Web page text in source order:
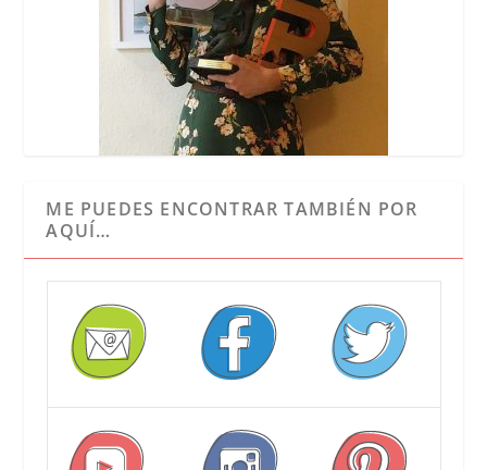
ME PUEDES ENCONTRAR TAMBIÉN POR
AQUÍ…